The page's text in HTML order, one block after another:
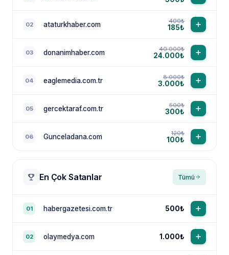
02 ataturkhaber.com 400₺
185₺
03 donanimhaber.com 40.000₺
24.000₺
04 eaglemedia.com.tr 8.000₺
3.000₺
05 gercektaraf.com.tr 500₺
300₺
06 Gunceladana.com 120₺
100₺
En Çok Satanlar Tümü
01 habergazetesi.com.tr 500₺
02 olaymedya.com 1.000₺